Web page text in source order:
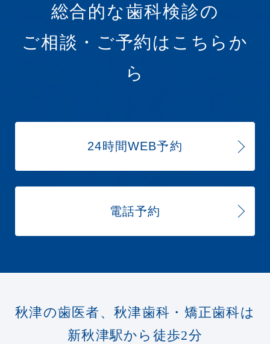
総合的な歯科検診の
ご相談・ご予約はこちらか
ら
24時間WEB予約
電話予約
秋津の歯医者、秋津歯科・矯正歯科は
新秋津駅から徒歩2分